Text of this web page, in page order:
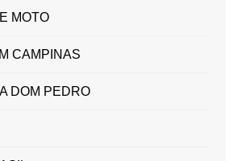
MOTO
CAMPINAS
DOM PEDRO